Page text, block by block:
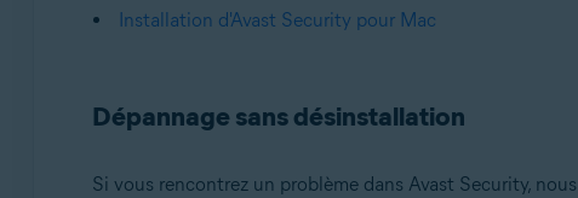
Installation d'Avast Security pour Mac
Dépannage sans désinstallation
Si vous rencontrez un problème dans Avast Security,